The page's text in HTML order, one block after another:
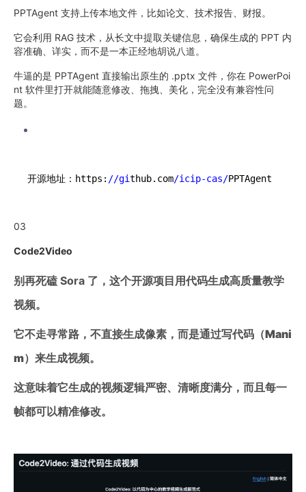
PPTAgent 支持上传本地文件，比如论文、技术报告、财报。
它会利用 RAG 技术，从长文中提取关键信息，确保生成的 PPT 内
容准确、详实，而不是一本正经地胡说八道。
牛逼的是 PPTAgent 直接输出原生的 .pptx 文件，你在 PowerPoi
nt 软件里打开就能随意修改、拖拽、美化，完全没有兼容性问
题。
开源地址：https: //github.com/icip-cas/PPTAgent
03
Code2Video
别再死磕 Sora 了，这个开源项目用代码生成高质量教学
视频。
它不走寻常路，不直接生成像素，而是通过写代码（Mani
m）来生成视频。
这意味着它生成的视频逻辑严密、清晰度满分，而且每一
帧都可以精准修改。